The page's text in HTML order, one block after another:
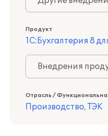
Продукт
1С:Бухгалтерия 8
Внедрения
Отрасль /
Производство, ТЭК